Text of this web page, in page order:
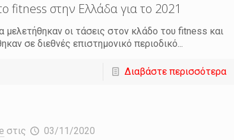
fitness στην Ελλάδα για το 2021
οι τάσεις στον κλάδο του fitness και
σε διεθνές επιστημονικό περιοδικό...
Διαβάστε περισσότερα
στις 03/11/2020